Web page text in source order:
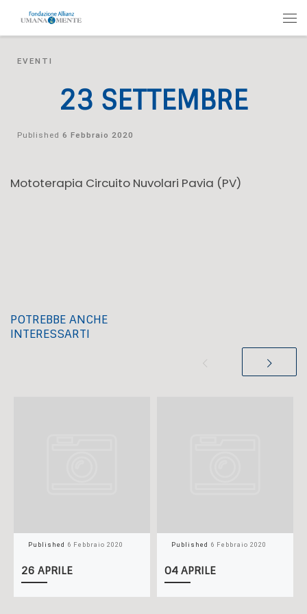
EVENTI
23 SETTEMBRE
Published 6 Febbraio 2020
Mototerapia Circuito Nuvolari Pavia (PV)
POTREBBE ANCHE
INTERESSARTI
Published 6 Febbraio 2020
26 APRILE
Published 6 Febbraio 2020
04 APRILE